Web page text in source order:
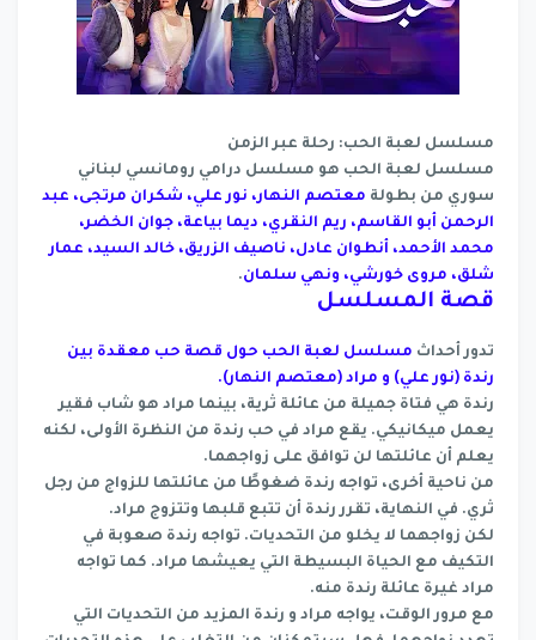
مسلسل لعبة الحب: رحلة عبر الزمن
مسلسل لعبة الحب هو مسلسل درامي رومانسي لبناني
سوري من بطولة معتصم النهار، نور علي، شكران مرتجى، عبد
الرحمن أبو القاسم، ريم النقري، ديما بياعة، جوان الخضر،
محمد الأحمد، أنطوان عادل، ناصيف الزريق، خالد السيد، عمار
شلق، مروى خورشي، ونهي سلمان.
قصة المسلسل
تدور أحداث مسلسل لعبة الحب حول قصة حب معقدة بين
رندة (نور علي) و مراد (معتصم النهار).
رندة هي فتاة جميلة من عائلة ثرية، بينما مراد هو شاب فقير
يعمل ميكانيكي. يقع مراد في حب رندة من النظرة الأولى، لكنه
يعلم أن عائلتها لن توافق على زواجهما.
من ناحية أخرى، تواجه رندة ضغوطًا من عائلتها للزواج من رجل
ثري. في النهاية، تقرر رندة أن تتبع قلبها وتتزوج مراد.
لكن زواجهما لا يخلو من التحديات. تواجه رندة صعوبة في
التكيف مع الحياة البسيطة التي يعيشها مراد. كما تواجه
مراد غيرة عائلة رندة منه.
مع مرور الوقت، يواجه مراد و رندة المزيد من التحديات التي